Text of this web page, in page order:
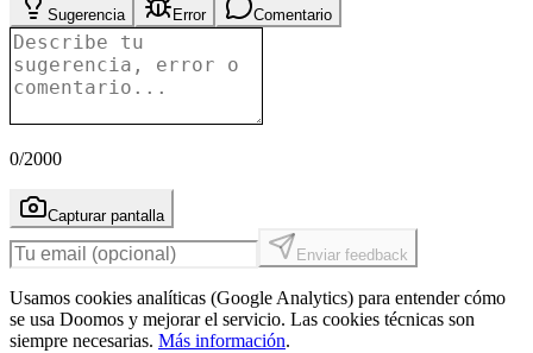
Sugerencia Error Comentario
0/2000
Capturar pantalla
Enviar feedback
Usamos cookies analíticas (Google Analytics) para entender cómo
se usa Doomos y mejorar el servicio. Las cookies técnicas son
siempre necesarias. Más información.